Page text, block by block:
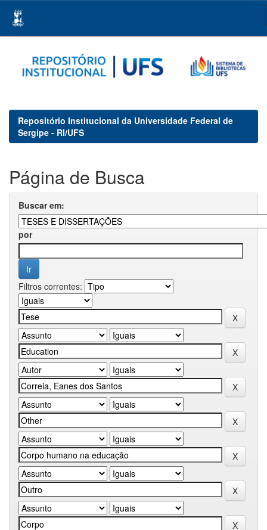
navigation
Repositório Institucional da Universidade Federal de
Sergipe - RI/UFS
Página de Busca
Buscar em:
por
Filtros correntes: